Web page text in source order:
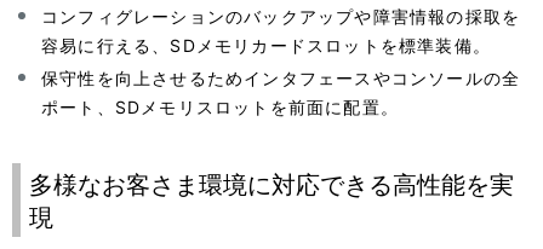
コンフィグレーションのバックアップや障害情報の採取を
容易に行える、SDメモリカードスロットを標準装備。
保守性を向上させるためインタフェースやコンソールの全
ポート、SDメモリスロットを前面に配置。
多様なお客さま環境に対応できる高性能を実
現